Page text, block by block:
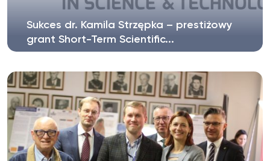
Sukces dr. Kamila Strzępka – prestiżowy
grant Short-Term Scientific...
otrzymał prestiżowy grant na realizację...